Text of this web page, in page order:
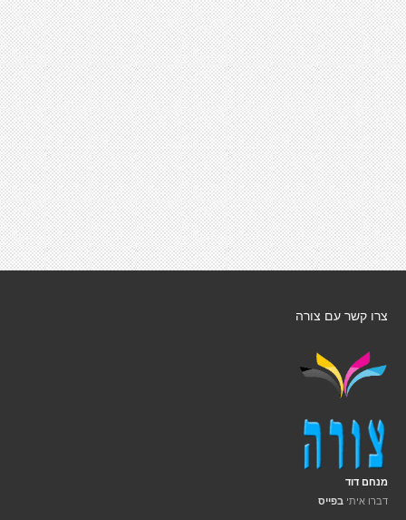
צרו קשר עם צורה
מנחם דוד
דברו איתי בפייס